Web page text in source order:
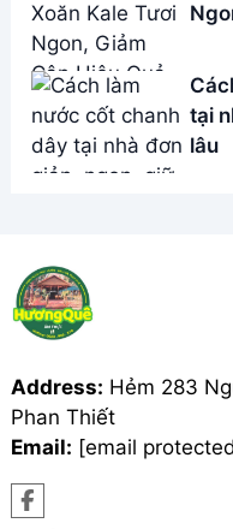
Phan Thiết
Email: [email protected]
THÔNG TIN
Giới Thiệu
Liên hệ